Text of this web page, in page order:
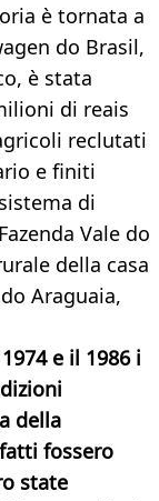
è tornata a
do Brasil,
è stata
di reais
reclutati
e finiti
di
Vale do
della casa
Araguaia,
e il 1986 i
della
fossero
state